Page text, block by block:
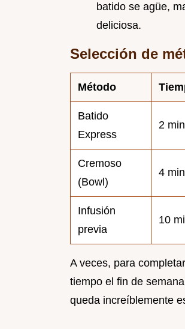
batido se agüe,
deliciosa.
Selección de
Método
Batido
Express
2 min
Cremoso
(Bowl)
4 min
Infusión
previa
10
A veces, para
tiempo el fin de
queda increíblemente